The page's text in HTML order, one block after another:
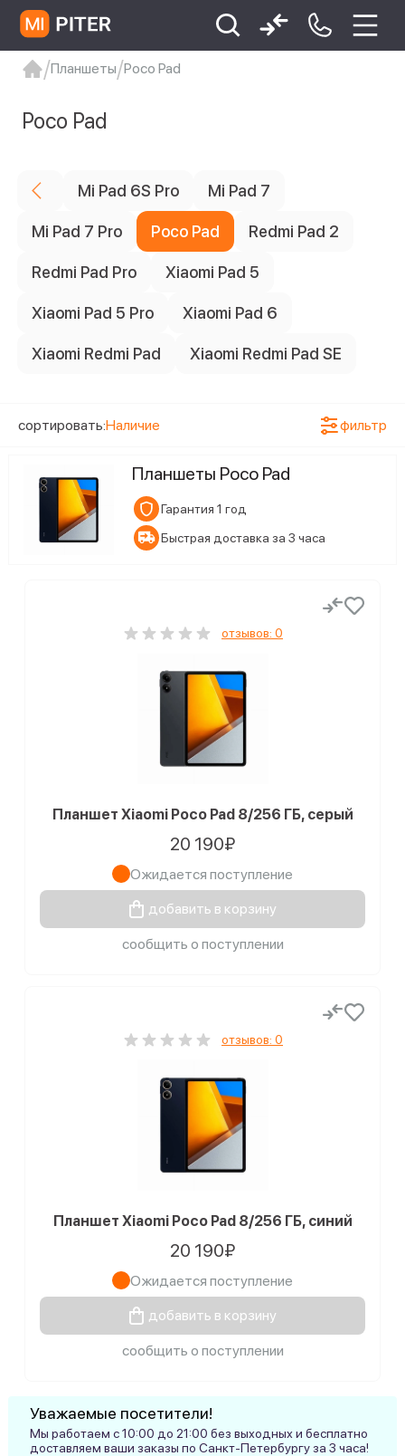
Xiaomi 9 про
Планшеты Poco Pad
Poco Pad
Mi Pad 6S Pro Mi Pad 7
Mi Pad 7 Pro Poco Pad Redmi Pad 2
Redmi Pad Pro Xiaomi Pad 5
Xiaomi Pad 5 Pro Xiaomi Pad 6
Xiaomi Redmi Pad Xiaomi Redmi Pad SE
сортировать:Наличие фильтр
Цена
Диагональ
12.1"
Цвет товара
Серый
Ожидается поступлениеПланшеты Poco Pad
Гарантия 1 год
Быстрая доставка за 3 часа
отзывов: 0
Планшет Xiaomi Poco Pad 8/256 ГБ, серый
20 190₽
Ожидается поступление
добавить в корзину
сообщить о поступлении
отзывов: 0
Планшет Xiaomi Poco Pad 8/256 ГБ, синий
20 190₽
Ожидается поступление
добавить в корзину
сообщить о поступлении
Уважаемые посетители!
Мы работаем с 10:00 до 21:00 без выходных и бесплатно
доставляем ваши заказы по Санкт-Петербургу за 3 часа!